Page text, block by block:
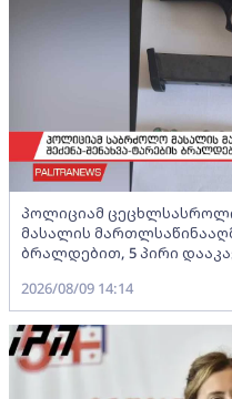
პოლიციამ
მასალის
ბრალდებით, 5 პირი
2026/08/09 14:14